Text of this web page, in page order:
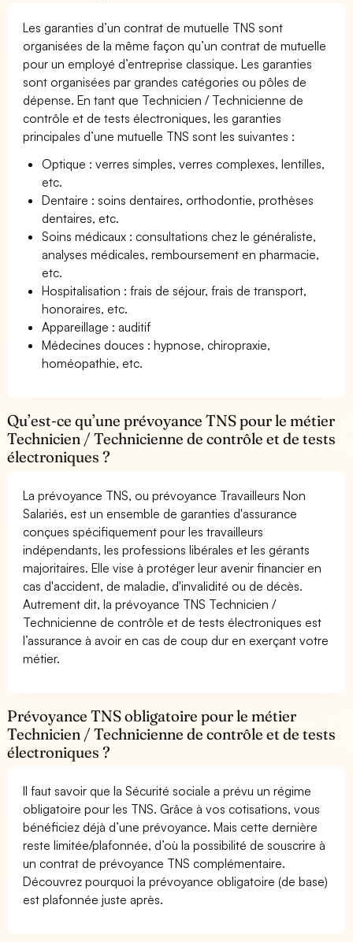
Les garanties d’un contrat de mutuelle TNS sont
organisées de la même façon qu’un contrat de mutuelle
pour un employé d’entreprise classique. Les garanties
sont organisées par grandes catégories ou pôles de
dépense. En tant que Technicien / Technicienne de
contrôle et de tests électroniques, les garanties
principales d’une mutuelle TNS sont les suivantes :
Optique : verres simples, verres complexes, lentilles,
etc.
Dentaire : soins dentaires, orthodontie, prothèses
dentaires, etc.
Soins médicaux : consultations chez le généraliste,
analyses médicales, remboursement en pharmacie,
etc.
Hospitalisation : frais de séjour, frais de transport,
honoraires, etc.
Appareillage : auditif
Médecines douces : hypnose, chiropraxie,
homéopathie, etc.
Qu’est-ce qu’une prévoyance TNS pour le métier
Technicien / Technicienne de contrôle et de tests
électroniques ?
La prévoyance TNS, ou prévoyance Travailleurs Non
Salariés, est un ensemble de garanties d'assurance
conçues spécifiquement pour les travailleurs
indépendants, les professions libérales et les gérants
majoritaires. Elle vise à protéger leur avenir financier en
cas d'accident, de maladie, d'invalidité ou de décès.
Autrement dit, la prévoyance TNS Technicien /
Technicienne de contrôle et de tests électroniques est
l’assurance à avoir en cas de coup dur en exerçant votre
métier.
Prévoyance TNS obligatoire pour le métier
Technicien / Technicienne de contrôle et de tests
électroniques ?
Il faut savoir que la Sécurité sociale a prévu un régime
obligatoire pour les TNS. Grâce à vos cotisations, vous
bénéficiez déjà d’une prévoyance. Mais cette dernière
reste limitée/plafonnée, d’où la possibilité de souscrire à
un contrat de prévoyance TNS complémentaire.
Découvrez pourquoi la prévoyance obligatoire (de base)
est plafonnée juste après.